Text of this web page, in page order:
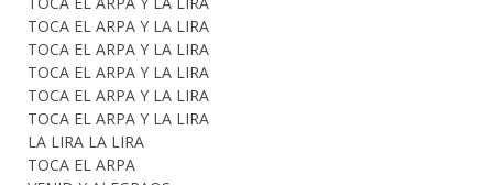
TOCA EL ARPA Y LA LIRA
TOCA EL ARPA Y LA LIRA
TOCA EL ARPA Y LA LIRA
TOCA EL ARPA Y LA LIRA
TOCA EL ARPA Y LA LIRA
LA LIRA LA LIRA
TOCA EL ARPA